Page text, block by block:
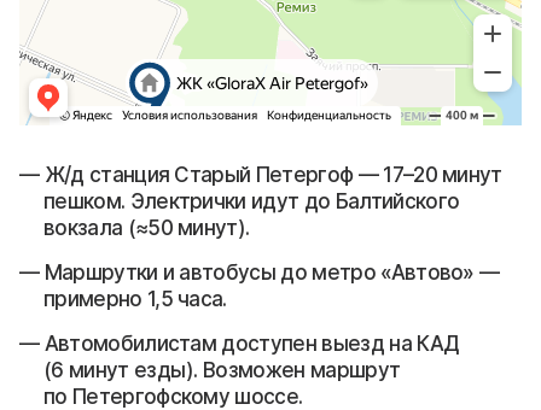
Ж/д станция Старый Петергоф — 17–20 минут
пешком. Электрички идут до Балтийского
вокзала (≈50 минут).
Маршрутки и автобусы до метро «Автово» —
примерно 1,5 часа.
Автомобилистам доступен выезд на КАД
(6 минут езды). Возможен маршрут
по Петергофскому шоссе.